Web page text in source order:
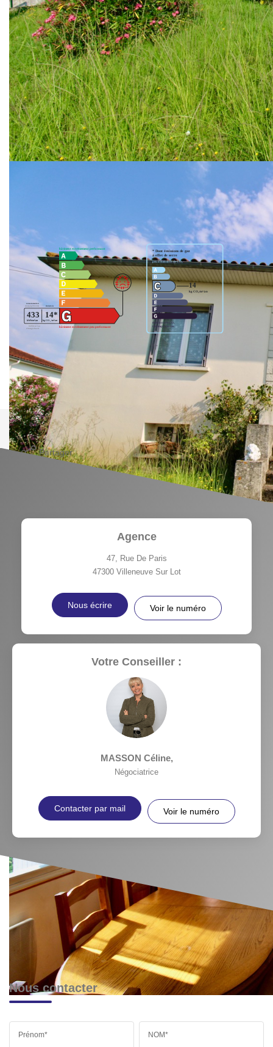
Sur la commune de Bias, a 2 minutes de tous les
commerces, maison individuelle sur sous-sol total.
Elle comprend une entrée, un séjour double avec une
cuisine aménagée équipée en partie ouverte, deux
chambres, salle d'eau, wc.
Au sous-sol : un garage, un coin atelier buanderie et une
pièce d'appoint chauffée d'environ 10m2 avec une fenêtre.
Cette maison est sur une parcelle de 500m2 de jardin clos,
chauffage électrique,
Tout à l'égout mais travaux d'assainissement à prévoir (
séparatif ).
Logement à consommation énergétique excessive. : classe
G. Montant estimé des dépenses annuelles d'énergie pour
un usage standard entre 2515€ et 3403€. indexées aux
années 2021,2022 et 2023 (abonnement compris).
Imprimer
Partager
Agence
47, Rue De Paris
47300 Villeneuve Sur Lot
Nous écrire Voir le numéro
Votre Conseiller :
MASSON Céline,
Négociatrice
Contacter par mail Voir le numéro
Nous contacter
Prénom* NOM*